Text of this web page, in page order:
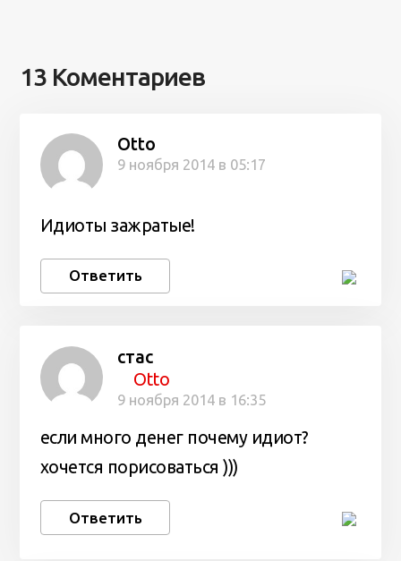
13 Коментариев
Otto
9 ноября 2014 в 05:17
Идиоты зажратые!
Ответить
стас
Otto
9 ноября 2014 в 16:35
если много денег почему идиот?
хочется порисоваться )))
Ответить